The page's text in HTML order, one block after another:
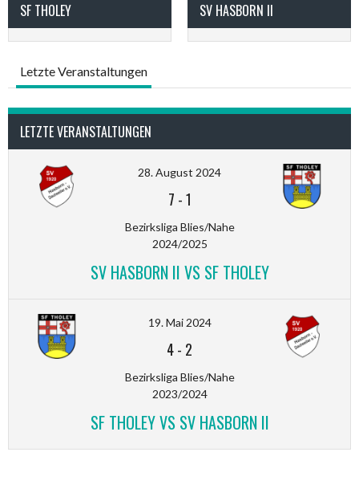
SF THOLEY SV HASBORN II
Letzte Veranstaltungen
LETZTE VERANSTALTUNGEN
28. August 2024
7 -1
Bezirksliga Blies/Nahe
2024/2025
SV HASBORN II VS SF THOLEY
19. Mai 2024
4- 2
Bezirksliga Blies/Nahe
2023/2024
SF THOLEY VS SV HASBORN II